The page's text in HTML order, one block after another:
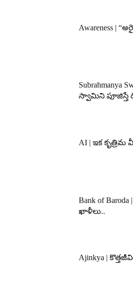
Awareness |
Subrahmanya
స్వామిని
AI | ఇక కృత్రిమ
Bank of
ఖాళీలు..
Ajinkya |